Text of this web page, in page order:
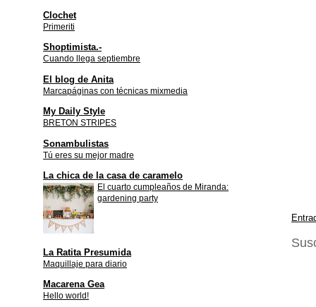
Clochet
Primeriti
Shoptimista.-
Cuando llega septiembre
El blog de Anita
Marcapáginas con técnicas mixmedia
My Daily Style
BRETON STRIPES
Sonambulistas
Tú eres su mejor madre
La chica de la casa de caramelo
El cuarto cumpleaños de Miranda:
gardening party
La Ratita Presumida
Maquillaje para diario
Macarena Gea
Hello world!